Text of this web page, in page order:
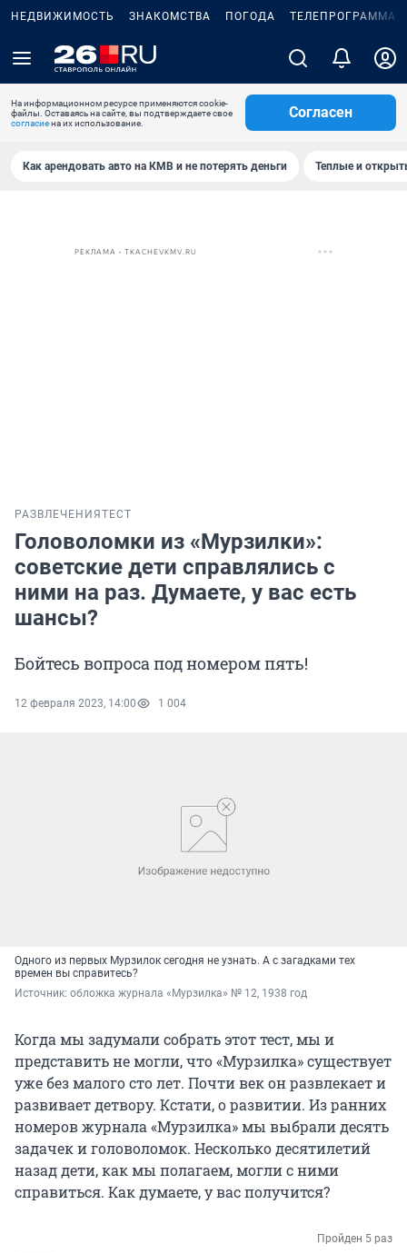
НЕДВИЖИМОСТЬ ЗНАКОМСТВА ПОГОДА ТЕЛЕПРОГРАММА
На информационном ресурсе применяются cookie-
файлы. Оставаясь на сайте, вы подтверждаете свое
согласиена их использование.
Согласен
Как арендовать авто на КМВ и не потерять деньги Теплые и
РЕКЛАМА • TKACHEVKMV.RU
РАЗВЛЕЧЕНИЯ ТЕСТ
Головоломки из «Мурзилки»:
советские дети справлялись с
ними на раз. Думаете, у вас есть
шансы?
Бойтесь вопроса под номером пять!
12 февраля 2023, 14:00 1 004
Одного из первых Мурзилок сегодня не узнать. А с загадками тех
времен вы справитесь?
Источник: обложка журнала «Мурзилка» № 12, 1938 год
Когда мы задумали собрать этот тест, мы и
представить не могли, что «Мурзилка» существует
уже без малого сто лет. Почти век он развлекает и
развивает детвору. Кстати, о развитии. Из ранних
номеров журнала «Мурзилка» мы выбрали десять
задачек и головоломок. Несколько десятилетий
назад дети, как мы полагаем, могли с ними
справиться. Как думаете, у вас получится?
Пройден 5 раз